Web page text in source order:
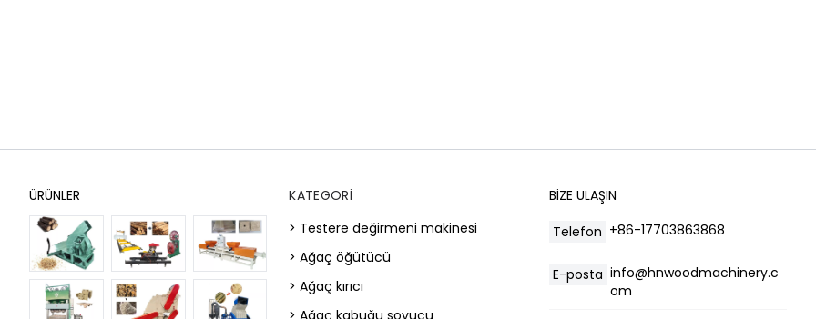
ÜRÜNLER
KATEGORI
> Testere değirmeni makinesi
> Ağaç öğütücü
> Ağaç kırıcı
> Ağaç kabuğu soyucu
BIZE ULAŞIN
Telefon +86-17703863868
E-posta info@hnwoodmachinery.c
om